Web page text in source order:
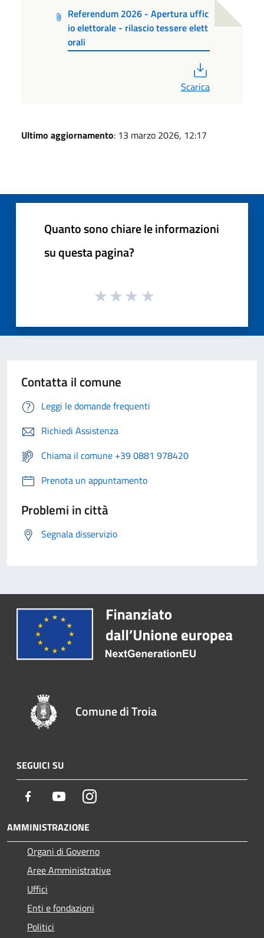
Referendum 2026 - Apertura uffic
io elettorale - rilascio tessere elett
orali
Scarica
Ultimo aggiornamento: 13 marzo 2026, 12:17
Quanto sono chiare le informazioni
su questa pagina?
Contatta il comune
Leggi le domande frequenti
Richiedi Assistenza
Chiama il comune +39 0881 978420
Prenota un appuntamento
Problemi in città
Segnala disservizio
Comune di Troia
SEGUICI SU
Facebook YoutubeInstagram
AMMINISTRAZIONE
Organi di Governo
Aree Amministrative
Uffici
Enti e fondazioni
Politici